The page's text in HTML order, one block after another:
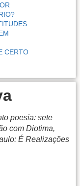
CERTO
poesia: sete
com Diotima,
É Realizações